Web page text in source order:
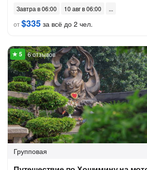
Завтра в 06:00
10 авг в 06:00
от$335 за всё до 2 чел.
6 отзывов
Групповая